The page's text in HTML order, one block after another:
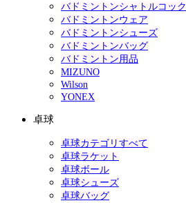
バドミントンシャトルコック
バドミントンウェア
バドミントンシューズ
バドミントンバッグ
バドミントン用品
MIZUNO
Wilson
YONEX
卓球
卓球カテゴリすべて
卓球ラケット
卓球ボール
卓球シューズ
卓球バッグ